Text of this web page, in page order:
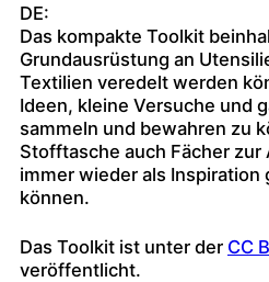
DE:
Das kompakte Toolkit
Grundausrüstung an
Textilien veredelt werden
Ideen, kleine Versuche und
sammeln und bewahren zu
Stofftasche auch Fächer
immer wieder als Inspiration
können.
Das Toolkit ist unter der CC
veröffentlicht.